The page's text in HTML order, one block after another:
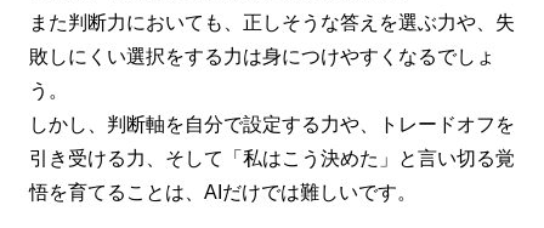
また判断力においても、正しそうな答えを選ぶ力や、失
敗しにくい選択をする力は身につけやすくなるでしょ
う。
しかし、判断軸を自分で設定する力や、トレードオフを
引き受ける力、そして「私はこう決めた」と言い切る覚
悟を育てることは、AIだけでは難しいです。